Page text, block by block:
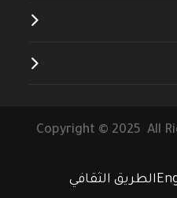
Copyright © 2025 All
الطريق الثقافي